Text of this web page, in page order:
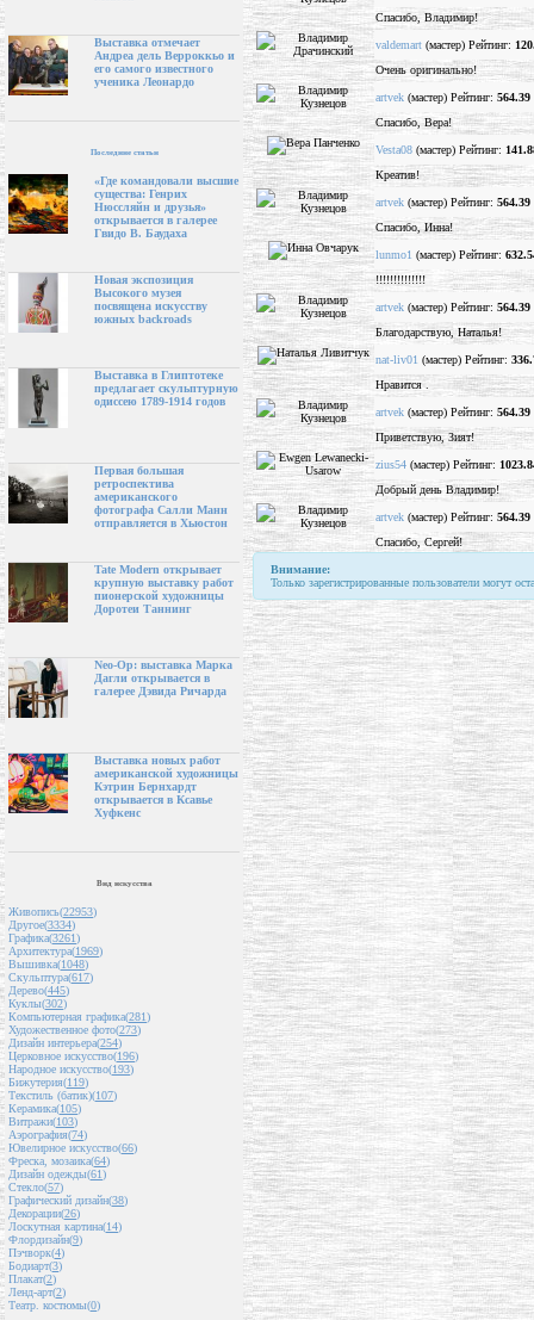
Выставка отмечает
Андреа дель Верроккьо и
его самого известного
ученика Леонардо
Последние статьи
«Где командовали высшие
существа: Генрих
Нюссляйн и друзья»
открывается в галерее
Гвидо В. Баудаха
Новая экспозиция
Высокого музея
посвящена искусству
южных backroads
Выставка в Глиптотеке
предлагает скульптурную
одиссею 1789-1914 годов
Первая большая
ретроспектива
американского
фотографа Салли Манн
отправляется в Хьюстон
Tate Modern открывает
крупную выставку работ
пионерской художницы
Доротеи Таннинг
Neo-Op: выставка Марка
Дагли открывается в
галерее Дэвида Ричарда
Выставка новых работ
американской художницы
Кэтрин Бернхардт
открывается в Ксавье
Хуфкенс
Вид искусства
Живопись(22953)
Другое(3334)
Графика(3261)
Архитектура(1969)
Вышивка(1048)
Скульптура(617)
Дерево(445)
Куклы(302)
Компьютерная графика(281)
Художественное фото(273)
Дизайн интерьера(254)
Церковное искусство(196)
Народное искусство(193)
Бижутерия(119)
Текстиль (батик)(107)
Керамика(105)
Витражи(103)
Аэрография(74)
Ювелирное искусство(66)
Фреска, мозаика(64)
Дизайн одежды(61)
Стекло(57)
Графический дизайн(38)
Декорации(26)
Лоскутная картина(14)
Флордизайн(9)
Пэчворк(4)
Бодиарт(3)
Плакат(2)
Ленд-арт(2)
Театр. костюмы(0)
Спасибо, Владимир!
valdemart (мастер) Рейтинг:
Очень оригинально!
artvek (мастер) Рейтинг: 564.39
Спасибо, Вера!
Vesta08 (мастер) Рейтинг:
Креатив!
artvek (мастер) Рейтинг: 564.39
Спасибо, Инна!
lunmo1 (мастер) Рейтинг:
!!!!!!!!!!!!!!
artvek (мастер) Рейтинг: 564.39
Благодарствую, Наталья!
nat-liv01 (мастер) Рейтинг:
Нравится .
artvek (мастер) Рейтинг: 564.39
Приветствую, Зият!
zius54 (мастер) Рейтинг:
Добрый день Владимир!
artvek (мастер) Рейтинг: 564.39
Спасибо, Сергей!
Внимание:
Только зарегистрированные пользователи могут